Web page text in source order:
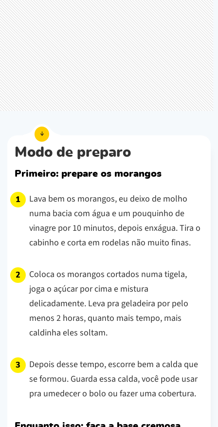
Modo de preparo
Primeiro: prepare os morangos
Lava bem os morangos, eu deixo de molho
numa bacia com água e um pouquinho de
vinagre por 10 minutos, depois enxágua. Tira o
cabinho e corta em rodelas não muito finas.
Coloca os morangos cortados numa tigela,
joga o açúcar por cima e mistura
delicadamente. Leva pra geladeira por pelo
menos 2 horas, quanto mais tempo, mais
caldinha eles soltam.
Depois desse tempo, escorre bem a calda que
se formou. Guarda essa calda, você pode usar
pra umedecer o bolo ou fazer uma cobertura.